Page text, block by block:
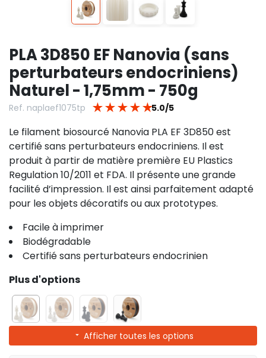
PLA 3D850 EF Nanovia (sans
perturbateurs endocriniens)
Naturel - 1,75mm - 750g
Ref. naplaef1075tp ★ ★ ★ ★ ★5.0/5
Le filament biosourcé Nanovia PLA EF 3D850 est
certifié sans perturbateurs endocriniens. Il est
produit à partir de matière première EU Plastics
Regulation 10/2011 et FDA. Il présente une grande
facilité d’impression. Il est ainsi parfaitement adapté
pour les objets décoratifs ou aux prototypes.
Facile à imprimer
Biodégradable
Certifié sans perturbateurs endocrinien
Plus d'options
Afficher toutes les options